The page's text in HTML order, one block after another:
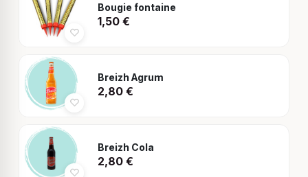
Bougie fontaine
1,50 €
Breizh Agrum
2,80 €
Breizh Cola
2,80 €